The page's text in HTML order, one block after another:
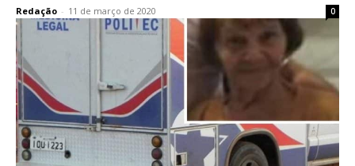
Redação - 11 de março de 2020 0